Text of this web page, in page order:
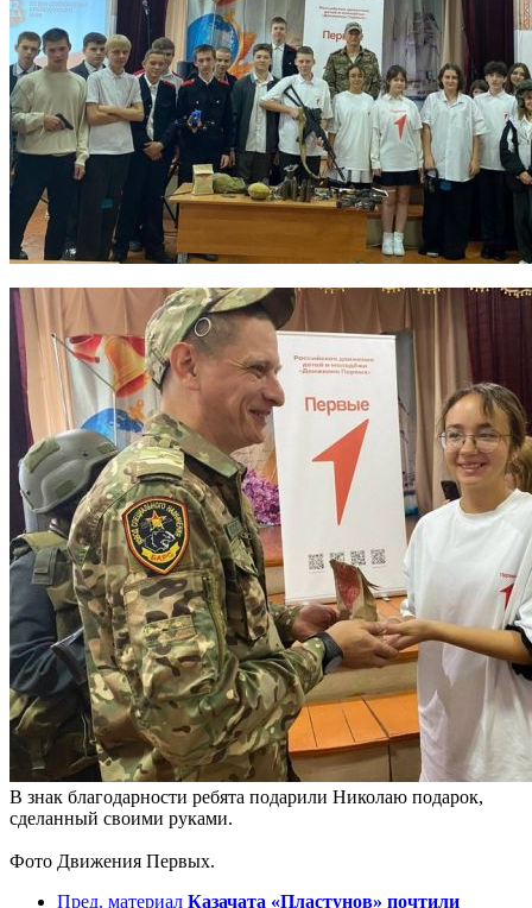
В знак благодарности ребята подарили Николаю подарок,
сделанный своими руками.
Фото Движения Первых.
Пред. материал Казачата «Пластунов» почтили